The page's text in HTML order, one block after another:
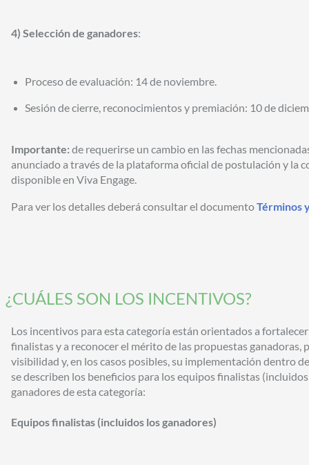
4) Selección de ganadores:
Proceso de evaluación: 14 de noviembre.
Sesión de cierre, reconocimientos y premiación: 10 de
Importante: de requerirse un cambio en las fechas
anunciado a través de la plataforma oficial de postulación y la
disponible en Viva Engage.
Para ver los detalles deberá consultar el documentoTérminos
¿CUÁLES SON LOS INCENTIVOS?
Los incentivos para esta categoría están orientados a
finalistas y a reconocer el mérito de las propuestas ganadoras,
visibilidad y, en los casos posibles, su implementación dentro
se describen los beneficios para los equipos finalistas
ganadores de esta categoría:
Equipos finalistas (incluidos los ganadores)